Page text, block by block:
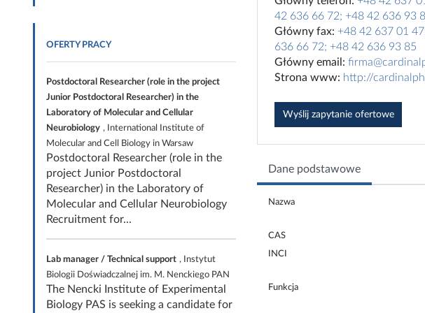
OFERTY PRACY
Postdoctoral Researcher (role in the project
Junior Postdoctoral Researcher) in the
Laboratory of Molecular and Cellular
Neurobiology , International Institute of
Molecular and Cell Biology in Warsaw
Postdoctoral Researcher (role in the
project Junior Postdoctoral
Researcher) in the Laboratory of
Molecular and Cellular Neurobiology
Recruitment for...
Lab manager / Technical support , Instytut
Biologii Doświadczalnej im. M. Nenckiego PAN
The Nencki Institute of Experimental
Biology PAS is seeking a candidate for
42 636 66 72; +48 42 636 93
Główny fax: +48 42 637 01
636 66 72; +48 42 636 93 85
Główny email:
Strona www: http://
Wyślij zapytanie ofertowe
Dane podstawowe
Nazwa
CAS
INCI
Funkcja